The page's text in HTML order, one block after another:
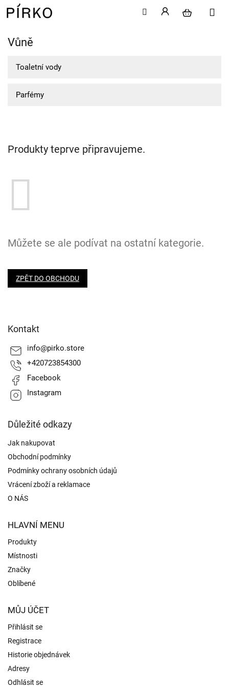
PřejítVůně
Toaletní vody
Parfémy
Produkty teprve připravujeme.
Můžete se ale podívat na ostatní kategorie.
ZPĚT DO OBCHODU
Kontakt
info@pirko.store
+420723854300
Facebook
Instagram
Důležité odkazy
Jak nakupovat
Obchodní podmínky
Podmínky ochrany osobních údajů
Vrácení zboží a reklamace
O NÁS
HLAVNÍ MENU
Produkty
Místnosti
Značky
Oblíbené
MŮJ ÚČET
Přihlásit se
Registrace
Historie objednávek
Adresy
Odhlásit se